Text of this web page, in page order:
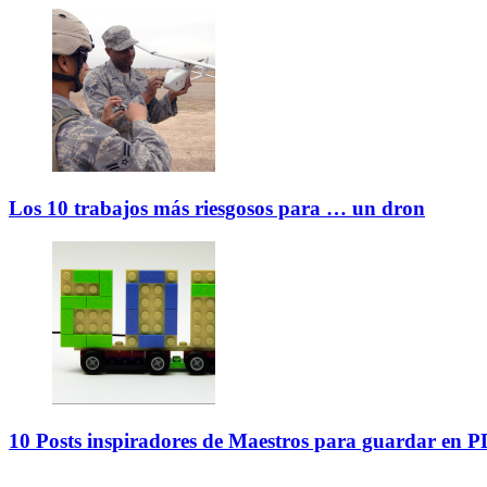
Los 10 trabajos más riesgosos para … un dron
10 Posts inspiradores de Maestros para guardar en